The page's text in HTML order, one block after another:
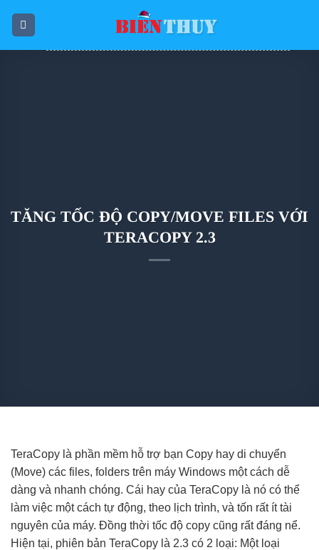
TĂNG TỐC ĐỘ COPY/MOVE FILES VỚI
TERACOPY 2.3
TeraCopy là phần mềm hỗ trợ bạn Copy hay di chuyển
(Move) các files, folders trên máy Windows một cách dễ
dàng và nhanh chóng. Cái hay của TeraCopy là nó có thể
làm việc một cách tự động, theo lịch trình, và tốn rất ít tài
nguyên của máy. Đồng thời tốc độ copy cũng rất đáng nể.
Hiện tại, phiên bản TeraCopy là 2.3 có 2 loại: Một loại